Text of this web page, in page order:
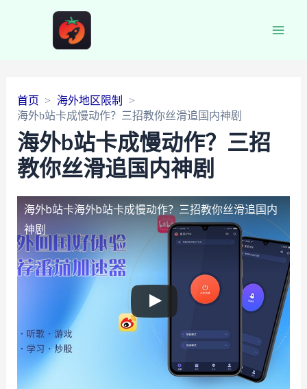
首页
海外地区限制
海外b站卡成慢动作？三招教你丝滑追国内神剧
海外b站卡成慢动作？三招
教你丝滑追国内神剧
海外b站卡海外b站卡成慢动作？三招教你丝滑追国内
神剧